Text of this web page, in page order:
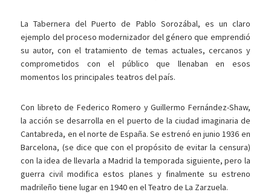
La Tabernera del Puerto de Pablo Sorozábal, es un claro
ejemplo del proceso modernizador del género que emprendió
su autor, con el tratamiento de temas actuales, cercanos y
comprometidos con el público que llenaban en esos
momentos los principales teatros del país.
Con libreto de Federico Romero y Guillermo Fernández-Shaw,
la acción se desarrolla en el puerto de la ciudad imaginaria de
Cantabreda, en el norte de España. Se estrenó en junio 1936 en
Barcelona, (se dice que con el propósito de evitar la censura)
con la idea de llevarla a Madrid la temporada siguiente, pero la
guerra civil modifica estos planes y finalmente su estreno
madrileño tiene lugar en 1940 en el Teatro de La Zarzuela.